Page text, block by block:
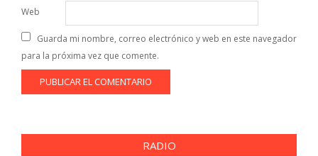
Web
Guarda mi nombre, correo electrónico y web en este navegador
para la próxima vez que comente.
RADIO